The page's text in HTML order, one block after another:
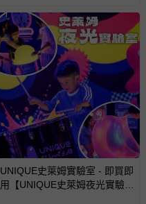
UNIQUE史萊姆實驗室 - 即買即
用【UNIQUE史萊姆夜光實驗室